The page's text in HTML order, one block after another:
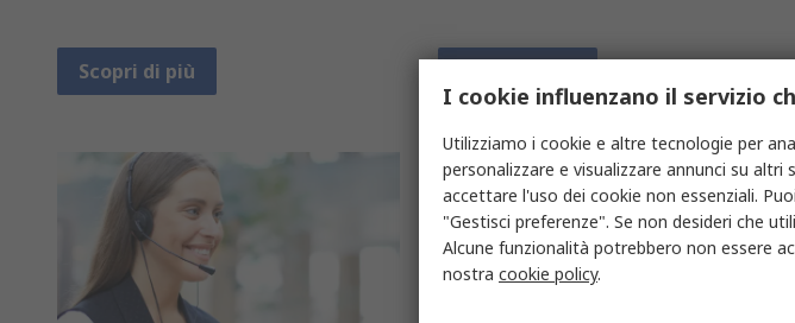
Scopri di più
I cookie influenzano il servizio
Utilizziamo i cookie e altre tecnologie per
personalizzare e visualizzare annunci su
accettare l'uso dei cookie non essenziali.
"Gestisci preferenze". Se non desideri che
Alcune funzionalità potrebbero non essere
nostra cookie policy.